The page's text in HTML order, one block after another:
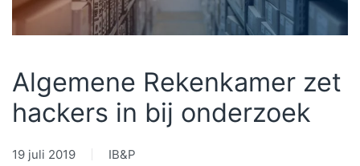
Algemene Rekenkamer zet
hackers in bij onderzoek
19 juli 2019
IB&P